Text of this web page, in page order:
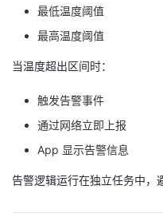
最低温度阈值
最高温度阈值
当温度超出区间时：
触发告警事件
通过网络立即上报
App 显示告警信息
告警逻辑运行在独立任务中，